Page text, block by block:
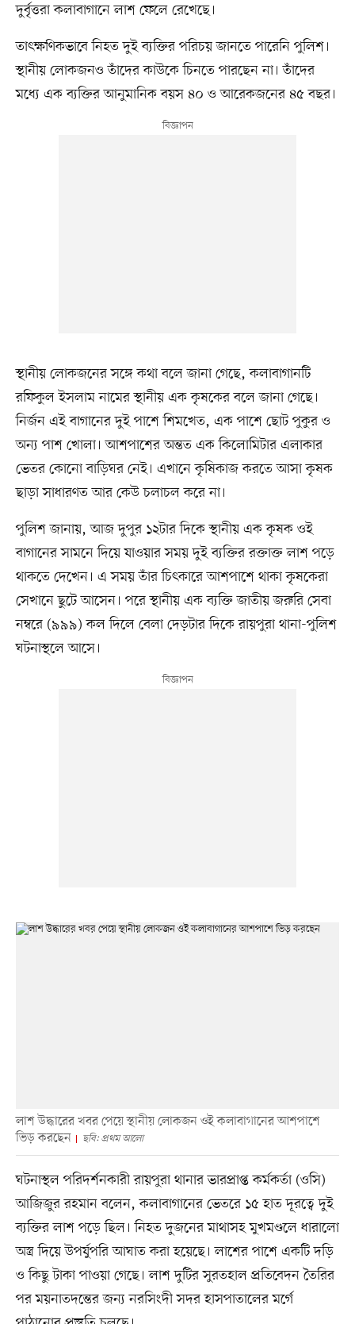
দুর্বৃত্তরা কলাবাগানে লাশ ফেলে রেখেছে।
তাৎক্ষণিকভাবে নিহত দুই ব্যক্তির পরিচয় জানতে পারেনি পুলিশ।
স্থানীয় লোকজনও তাঁদের কাউকে চিনতে পারছেন না। তাঁদের
মধ্যে এক ব্যক্তির আনুমানিক বয়স ৪০ ও আরেকজনের ৪৫ বছর।
স্থানীয় লোকজনের সঙ্গে কথা বলে জানা গেছে, কলাবাগানটি
রফিকুল ইসলাম নামের স্থানীয় এক কৃষকের বলে জানা গেছে।
নির্জন এই বাগানের দুই পাশে শিমখেত, এক পাশে ছোট পুকুর ও
অন্য পাশ খোলা। আশপাশের অন্তত এক কিলোমিটার এলাকার
ভেতর কোনো বাড়িঘর নেই। এখানে কৃষিকাজ করতে আসা কৃষক
ছাড়া সাধারণত আর কেউ চলাচল করে না।
পুলিশ জানায়, আজ দুপুর ১২টার দিকে স্থানীয় এক কৃষক ওই
বাগানের সামনে দিয়ে যাওয়ার সময় দুই ব্যক্তির রক্তাক্ত লাশ পড়ে
থাকতে দেখেন। এ সময় তাঁর চিৎকারে আশপাশে থাকা কৃষকেরা
সেখানে ছুটে আসেন। পরে স্থানীয় এক ব্যক্তি জাতীয় জরুরি সেবা
নম্বরে (৯৯৯) কল দিলে বেলা দেড়টার দিকে রায়পুরা থানা-পুলিশ
ঘটনাস্থলে আসে।
লাশ উদ্ধারের খবর পেয়ে স্থানীয় লোকজন ওই কলাবাগানের আশপাশে
ভিড় করছেন
ছবি: প্রথম আলো
ঘটনাস্থল পরিদর্শনকারী রায়পুরা থানার ভারপ্রাপ্ত কর্মকর্তা (ওসি)
আজিজুর রহমান বলেন, কলাবাগানের ভেতরে ১৫ হাত দূরত্বে দুই
ব্যক্তির লাশ পড়ে ছিল। নিহত দুজনের মাথাসহ মুখমণ্ডলে ধারালো
অস্ত্র দিয়ে উপর্যুপরি আঘাত করা হয়েছে। লাশের পাশে একটি দড়ি
ও কিছু টাকা পাওয়া গেছে। লাশ দুটির সুরতহাল প্রতিবেদন তৈরির
পর ময়নাতদন্তের জন্য নরসিংদী সদর হাসপাতালের মর্গে